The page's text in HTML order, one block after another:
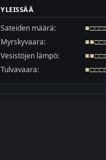
YLEISSÄÄ
Sateiden määrä:
Myrskyvaara:
Vesistöjen lämpö:
Tulvavaara: